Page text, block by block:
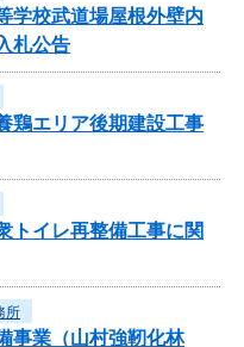
学校武道場屋根外壁内
札公告
鶏エリア後期建設工事
トイレ再整備工事に関
所
事業（山村強靭化林